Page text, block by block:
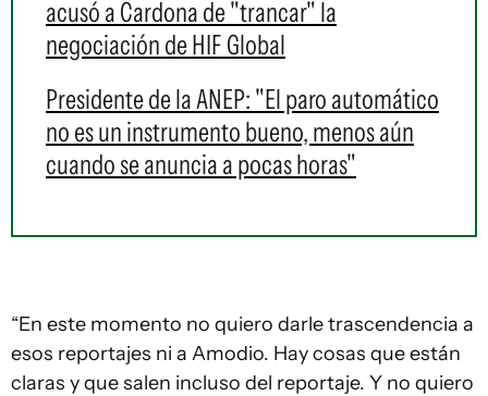
acusó a Cardona de "trancar" la
negociación de HIF Global
Presidente de la ANEP: "El paro automático
no es un instrumento bueno, menos aún
cuando se anuncia a pocas horas"
“En este momento no quiero darle trascendencia a
esos reportajes ni a Amodio. Hay cosas que están
claras y que salen incluso del reportaje. Y no quiero